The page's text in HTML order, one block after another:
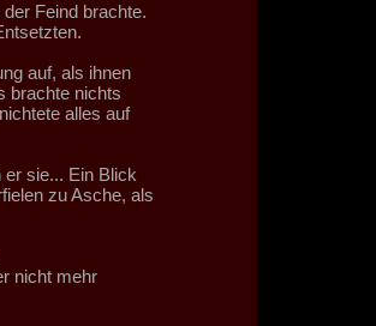
Feind brachte.
auf, als ihnen
brachte nichts
alles auf
sie... Ein Blick
zu Asche, als
nicht mehr